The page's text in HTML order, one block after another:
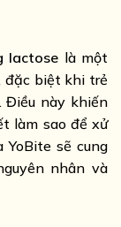
lactose là một
đặc biệt khi trẻ
Điều này khiến
làm sao để xử
sẽ cung
nhân và